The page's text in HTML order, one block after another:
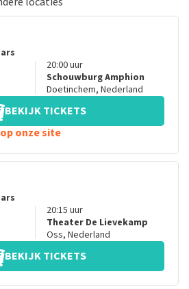
20:00uur
Schouwburg Amphion
Doetinchem, Nederland
BEKIJK TICKETS
onze site
20:15 uur
Theater De Lievekamp
Oss, Nederland
BEKIJK TICKETS